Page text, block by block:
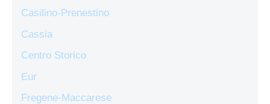
Casilino-Prenestino
Cassia
Centro Storico
Eur
Fregene-Maccarese